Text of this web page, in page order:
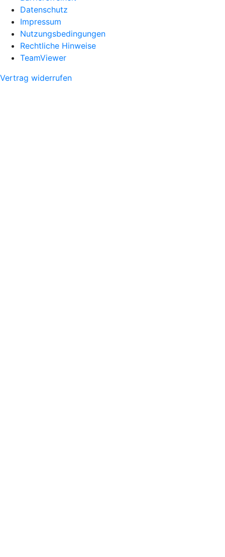
Datenschutz
Impressum
Nutzungsbedingungen
Rechtliche Hinweise
TeamViewer
Vertrag widerrufen